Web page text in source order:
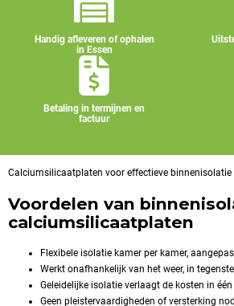
Handig afleveren of ophalen
in Essen
Betaling in termijnen en
factuur
Calciumsilicaatplaten voor effectieve
Voordelen van
calciumsilicaatplaten
Flexibele isolatie kamer per kamer,
Werkt onafhankelijk van het weer, in
Geleidelijke isolatie verlaagt de kosten in
Geen pleistervaardigheden of versterking